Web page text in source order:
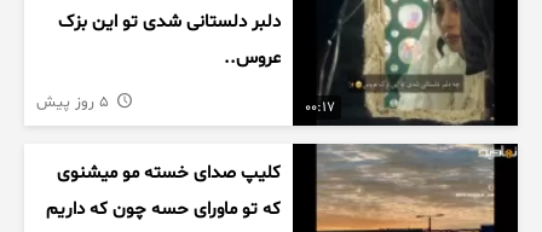
00:17
دلبر دلستانی شدی تو این بزک
عروس..
کلیپ صدای خسته مو میشنوی
که تو ماورای حسه چون که داریم